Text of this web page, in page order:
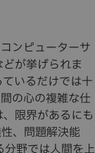
ンピューターサ
が挙げられま
いるだけでは十
の心の複雑な仕
限界があるにも
、問題解決能
野では人間を上